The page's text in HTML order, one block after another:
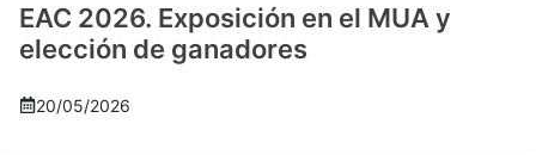
EAC 2026. Exposición en el MUA y
elección de ganadores
20/05/2026